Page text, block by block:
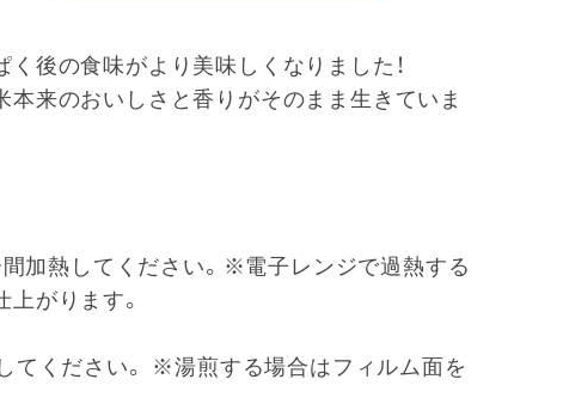
後の食味がより美味しくなりました！
来のおいしさと香りがそのまま生きていま
加熱してください。※電子レンジで過熱する
がります。
てください。 ※湯煎する場合はフィルム面を